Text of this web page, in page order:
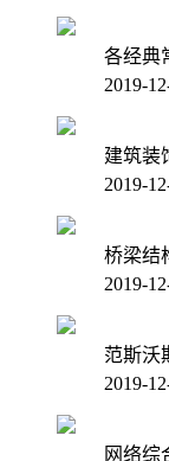
各经典
2019-
建筑装
2019-
桥梁结
2019-
范斯沃
2019-
网络综